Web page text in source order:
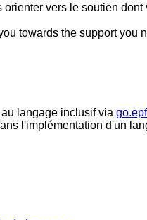
orienter vers le soutien dont
towards the support you
langage inclusif via
l'implémentation d'un